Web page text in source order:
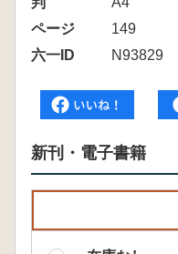
ページ
149
六一ID
N93829
新刊・電子書籍